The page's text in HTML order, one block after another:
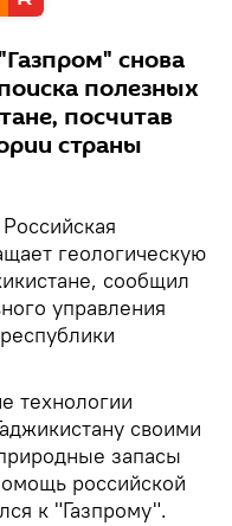
снова
полезных
посчитав
страны
Российская
геологическую
сообщил
управления
технологии
своими
запасы
российской
к "Газпрому".